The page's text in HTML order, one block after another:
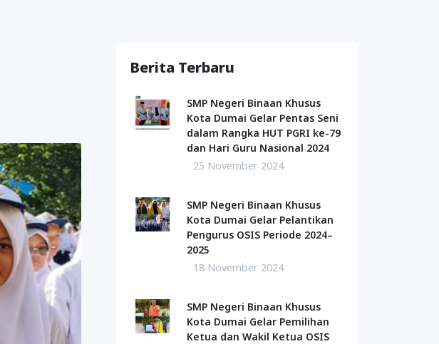
Berita Terbaru
SMP Negeri Binaan Khusus
Kota Dumai Gelar Pentas Seni
dalam Rangka HUT PGRI ke-79
dan Hari Guru Nasional 2024
25 November 2024
SMP Negeri Binaan Khusus
Kota Dumai Gelar Pelantikan
Pengurus OSIS Periode 2024–
2025
18 November 2024
SMP Negeri Binaan Khusus
Kota Dumai Gelar Pemilihan
Ketua dan Wakil Ketua OSIS